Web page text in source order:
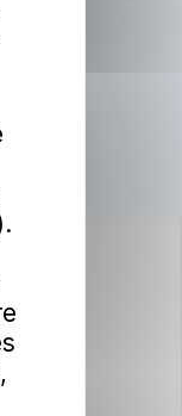
Loire